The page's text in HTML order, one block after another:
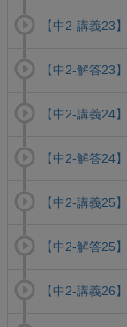
【中2-講義23
【中2-解答23
【中2-講義24
【中2-解答24
【中2-講義25
【中2-解答25
【中2-講義26